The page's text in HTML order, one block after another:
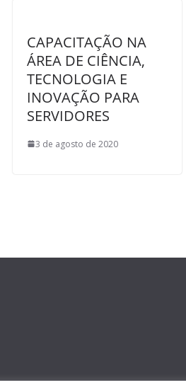
CAPACITAÇÃO NA
ÁREA DE CIÊNCIA,
TECNOLOGIA E
INOVAÇÃO PARA
SERVIDORES
3 de agosto de 2020